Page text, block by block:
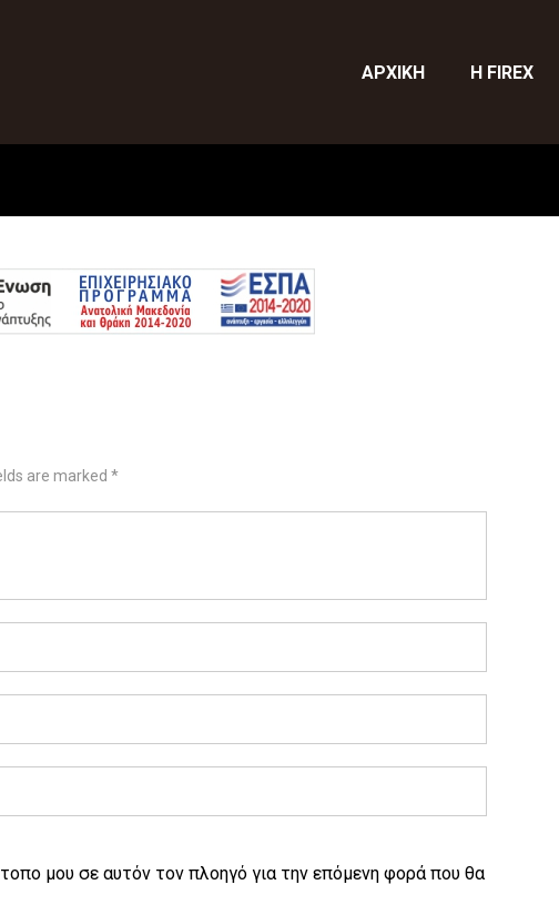
ΑΡΧΙΚΗ Η FIREX
are marked *
μου σε αυτόν τον πλοηγό για την επόμενη φορά που θα